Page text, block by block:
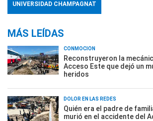
UNIVERSIDAD CHAMPAGNAT
MÁS LEÍDAS
CONMOCIÓN
Reconstruyeron la
Acceso Este que dejó un
heridos
DOLOR EN LAS REDES
Quién era el padre de
murió en el accidente del